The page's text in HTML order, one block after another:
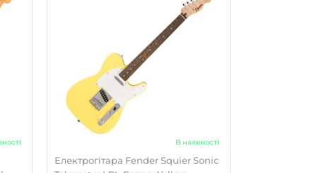
В наявності
Електрогітара Fender Squier Sonic